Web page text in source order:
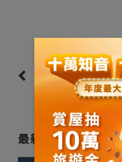
上一則
最新文章 New